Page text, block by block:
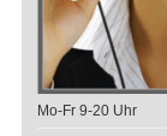
Mo-Fr 9-20 Uhr